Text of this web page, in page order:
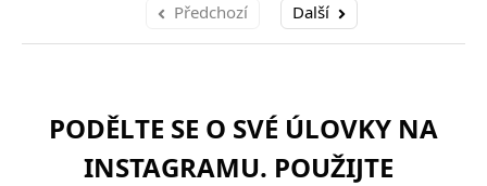
Předchozí Další
PODĚLTE SE O SVÉ ÚLOVKY NA
INSTAGRAMU. POUŽIJTE